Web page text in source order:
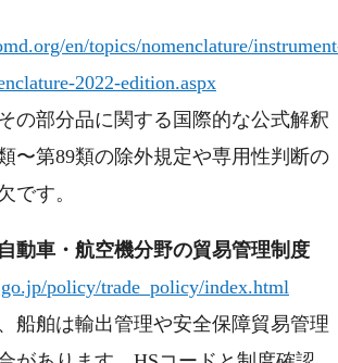
en/topics/nomenclature/
2022-edition.aspx
の部分品に関する国際的な公式解釈
〜第89類の除外規定や専用性判断の
です。
動車・航空機分野の貿易管理制度
policy/trade_policy/index.html
船舶は輸出管理や安全保障貿易管理